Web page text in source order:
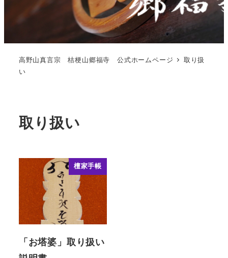
高野山真言宗 桔梗山郷福寺 公式ホームページ
取り扱
い
取り扱い
檀家手帳
「お塔婆」取り扱い